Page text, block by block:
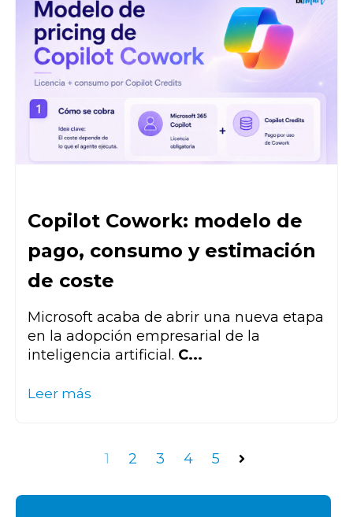
Copilot Cowork: modelo de
pago, consumo y estimación
de coste
Microsoft acaba de abrir una nueva etapa
en la adopción empresarial de la
inteligencia artificial. C...
Leer más
1 2 3 4 5
Siguiente